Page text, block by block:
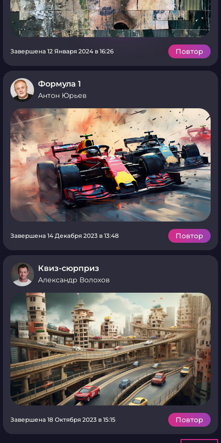
Завершена 12 Января 2024 в 16:26 Повтор
Формула 1
Антон Юрьев
Завершена 14 Декабря 2023 в 13:48 Повтор
Квиз-сюрприз
Александр Волохов
Завершена 18 Октября 2023 в 15:15 Повтор